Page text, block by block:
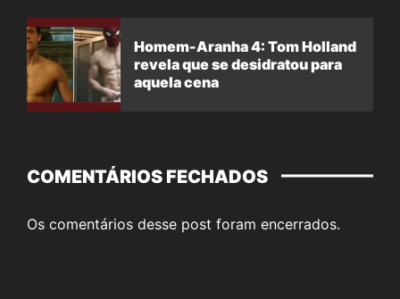
Homem-Aranha 4: Tom Holland
revela que se desidratou para
aquela cena
COMENTÁRIOS FECHADOS
Os comentários desse post foram encerrados.